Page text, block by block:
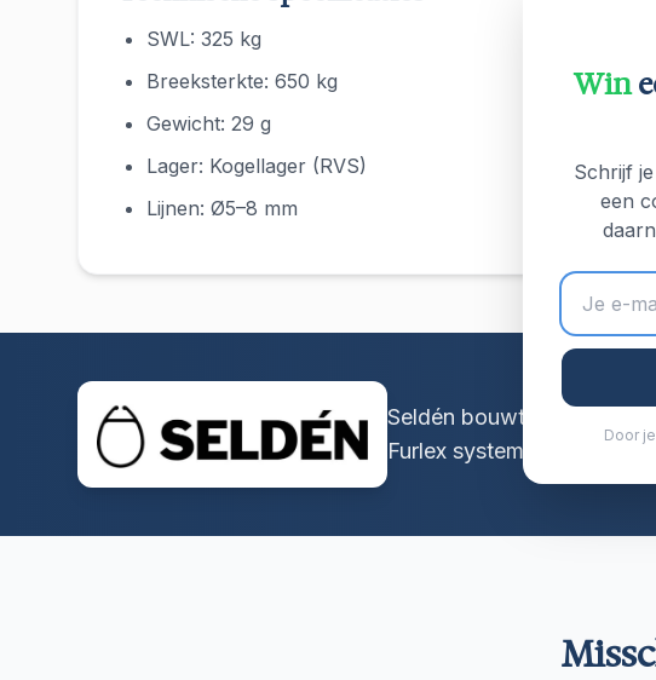
SWL: 325 kg
Breeksterkte: 650 kg
Gewicht: 29 g
Lager: Kogellager (RVS)
Lijnen: Ø5–8 mm
Seldén bouwt sinds 1960
Furlex systemen
Win
Schrijf
een
Door